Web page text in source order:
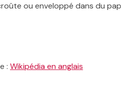
ou enveloppé dans du
: Wikipédia en anglais